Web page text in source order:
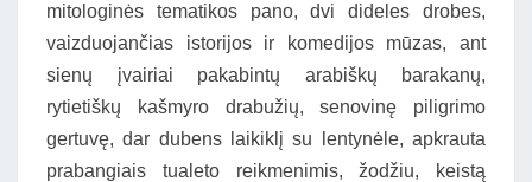
mitologinės tematikos pano, dvi dideles drobes,
vaizduojančias istorijos ir komedijos mūzas, ant
sienų įvairiai pakabintų arabiškų barakanų,
rytietiškų kašmyro drabužių, senovinę piligrimo
gertuvę, dar dubens laikiklį su lentynėle, apkrauta
prabangiais tualeto reikmenimis, žodžiu, keistą